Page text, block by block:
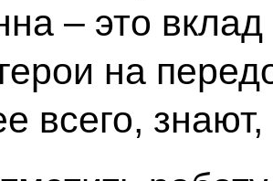
– это
на
всего,